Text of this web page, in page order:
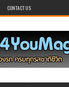
CONTACT US